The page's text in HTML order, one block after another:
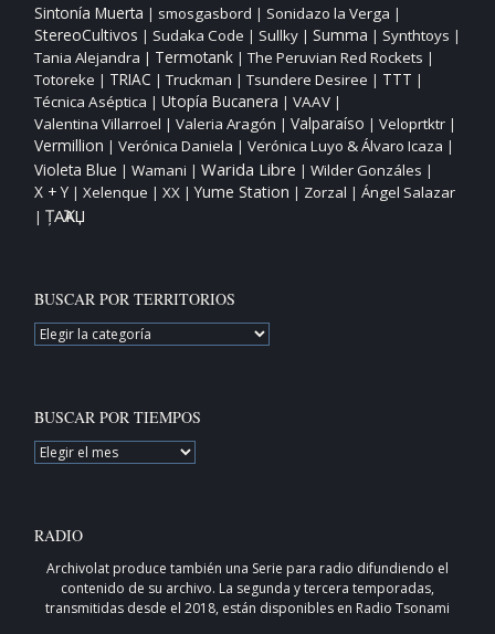
Sintonía Muerta | smosgasbord | Sonidazo la Verga |
StereoCultivos | Sudaka Code | Sullky| Summa | Synthtoys |
Tania Alejandra | Termotank| The Peruvian Red Rockets |
Totoreke | TRIAC | Truckman | Tsundere Desiree | TTT |
Técnica Aséptica | Utopía Bucanera | VAAV|
Valentina Villarroel | Valeria Aragón | Valparaíso | Veloprtktr|
Vermillion | Verónica Daniela | Verónica Luyo & Álvaro Icaza |
Violeta Blue | Wamani | Warida Libre | Wilder Gonzáles |
X + Y| Xelenque | XX| Yume Station | Zorzal | Ángel Salazar
| ȚAҠAЏ
BUSCAR POR TERRITORIOS
BUSCAR
POR
BUSCAR POR TIEMPOS
BUSCAR
POR
RADIO
Archivolat produce también una Serie para radio difundiendo el
contenido de su archivo. La segunda y tercera temporadas,
transmitidas desde el 2018, están disponibles en Radio Tsonami